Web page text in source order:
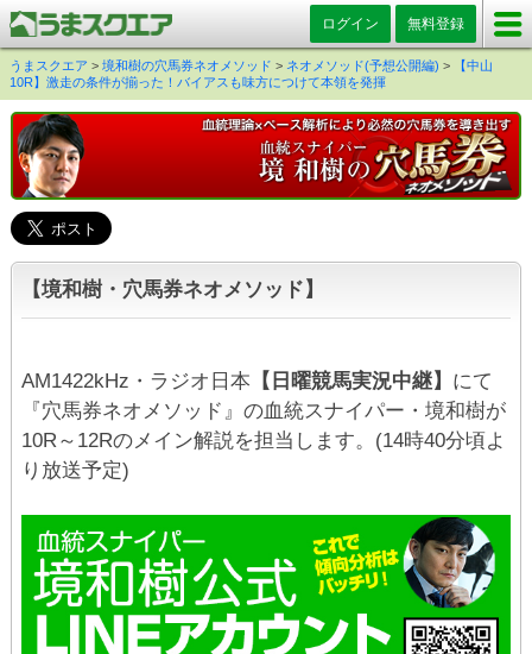
ログイン 無料登録
うまスクエア > 境和樹の穴馬券ネオメソッド > ネオメソッド(予想公開編) >
【中山
10R】激走の条件が揃った！バイアスも味方につけて本領を発揮
【境和樹・穴馬券ネオメソッド】
AM1422kHz・ラジオ日本 【日曜競馬実況中継】 にて
『穴馬券ネオメソッド』の血統スナイパー・境和樹が
10R～12Rのメイン解説を担当します。(14時40分頃よ
り放送予定)